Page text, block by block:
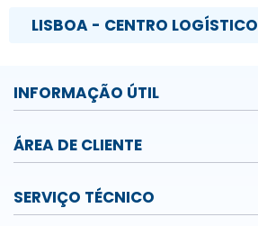
LISBOA - CENTRO LOGÍSTICO
INFORMAÇÃO ÚTIL
ÁREA DE CLIENTE
SERVIÇO TÉCNICO